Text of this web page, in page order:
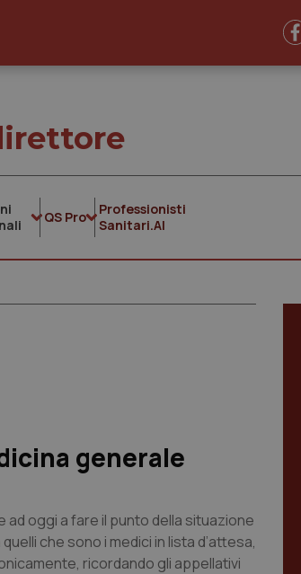
QS Pro
Professionisti
Sanitari.AI
generale
oggi a fare il punto della situazione
che sono i medici in lista d’attesa,
ricordando gli appellativi